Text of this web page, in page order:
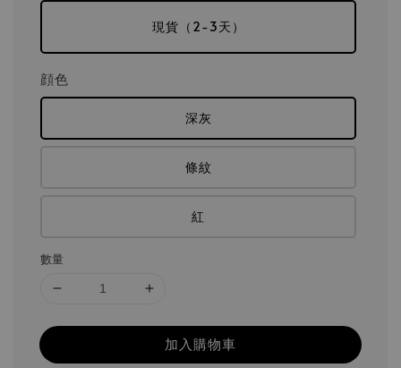
現貨（2-3天）
顔色
深灰
條紋
紅
數量
加入購物車